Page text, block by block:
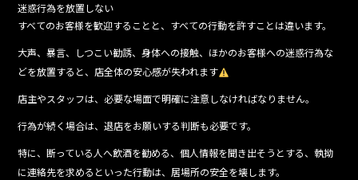
迷惑行為を放置しない
すべてのお客様を歓迎することと、すべての行動を許すことは違います。
大声、暴言、しつこい勧誘、身体への接触、ほかのお客様への迷惑行為な
どを放置すると、店全体の安心感が失われます
店主やスタッフは、必要な場面で明確に注意しなければなりません。
行為が続く場合は、退店をお願いする判断も必要です。
特に、断っている人へ飲酒を勧める、個人情報を聞き出そうとする、執拗
に連絡先を求めるといった行動は、居場所の安全を壊します。